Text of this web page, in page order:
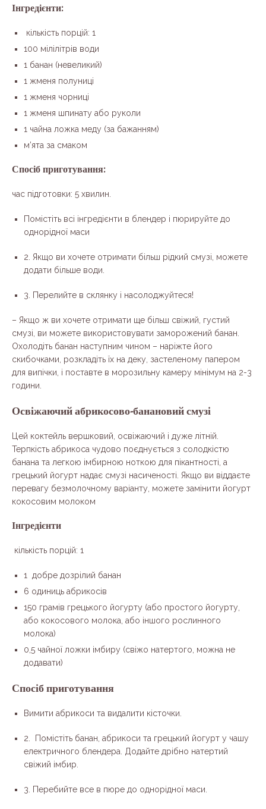
Інгредієнти:
кількість порцій: 1
100 мілілітрів води
1 банан (невеликий)
1 жменя полуниці
1 жменя чорниці
1 жменя шпинату або руколи
1 чайна ложка меду (за бажанням)
м’ята за смаком
Спосіб приготування:
час підготовки: 5 хвилин.
Помістіть всі інгредієнти в блендер і пюрируйте до
однорідної маси
2. Якщо ви хочете отримати більш рідкий смузі, можете
додати більше води.
3. Перелийте в склянку і насолоджуйтеся!
– Якщо ж ви хочете отримати ще більш свіжий, густий
смузі, ви можете використовувати заморожений банан.
Охолодіть банан наступним чином – наріжте його
скибочками, розкладіть їх на деку, застеленому папером
для випічки, і поставте в морозильну камеру мінімум на 2-3
години.
Освіжаючий абрикосово-банановий смузі
Цей коктейль вершковий, освіжаючий і дуже літній.
Терпкість абрикоса чудово поєднується з солодкістю
банана та легкою імбирною ноткою для пікантності, а
грецький йогурт надає смузі насиченості. Якщо ви віддаєте
перевагу безмолочному варіанту, можете замінити йогурт
кокосовим молоком
Інгредієнти
кількість порцій: 1
1 добре дозрілий банан
6 одиниць абрикосів
150 грамів грецького йогурту (або простого йогурту,
або кокосового молока, або іншого рослинного
молока)
0,5 чайної ложки імбиру (свіжо натертого, можна не
додавати)
Спосіб приготування
Вимити абрикоси та видалити кісточки.
2. Помістіть банан, абрикоси та грецький йогурт у чашу
електричного блендера. Додайте дрібно натертий
свіжий імбир.
3. Перебийте все в пюре до однорідної маси.